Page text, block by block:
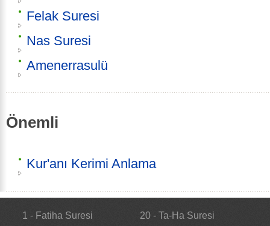
Felak Suresi
Nas Suresi
Amenerrasulü
Önemli
Kur'anı Kerimi Anlama
1 - Fatiha Suresi
20 - Ta-Ha Suresi